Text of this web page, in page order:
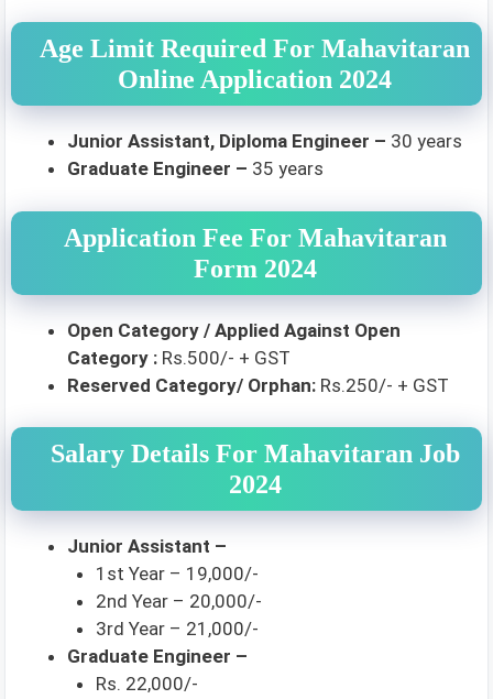
Age Limit Required For Mahavitaran
Online Application 2024
Junior Assistant, Diploma Engineer – 30 years
Graduate Engineer – 35 years
Application Fee For Mahavitaran
Form 2024
Open Category / Applied Against Open
Category : Rs.500/- + GST
Reserved Category/ Orphan: Rs.250/- + GST
Salary Details For Mahavitaran Job
2024
Junior Assistant –
1st Year – 19,000/-
2nd Year – 20,000/-
3rd Year – 21,000/-
Graduate Engineer –
Rs. 22,000/-